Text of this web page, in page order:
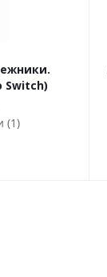
Switch)
(1)